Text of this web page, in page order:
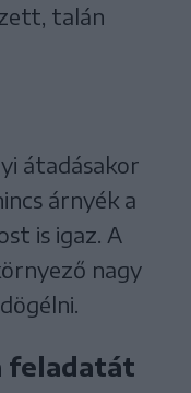
talán
átadásakor
árnyék a
is igaz. A
nagy
feladatát